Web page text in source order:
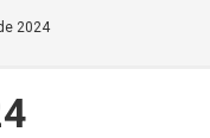
2024